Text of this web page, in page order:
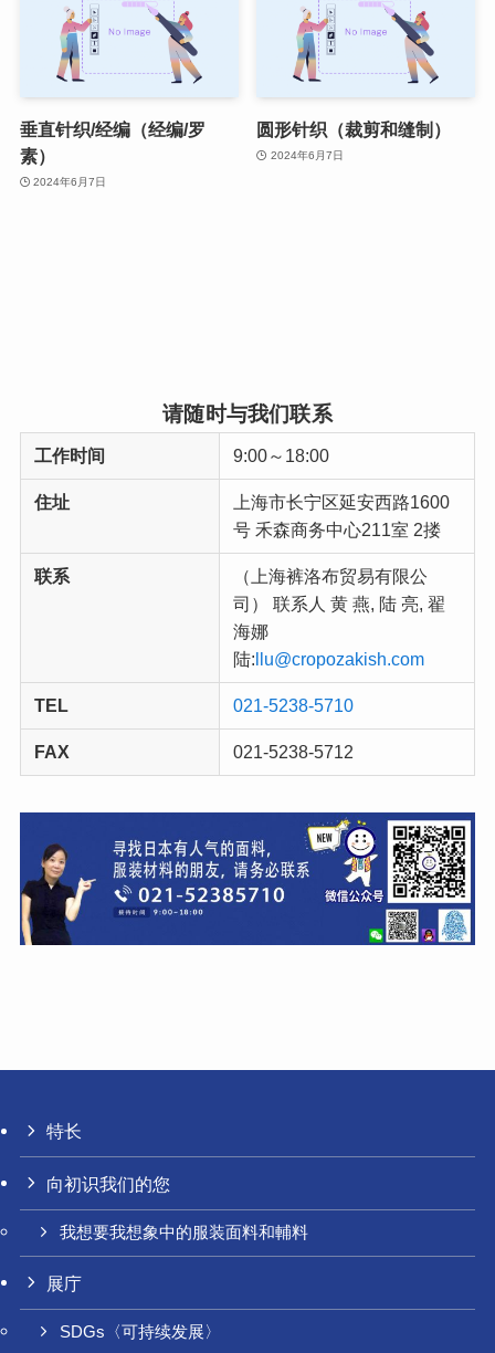
垂直针织/经编（经编/罗
素）
2024年6月7日
圆形针织（裁剪和缝制）
2024年6月7日
请随时与我们联系
工作时间 9:00～18:00
住址
上海市长宁区延安西路1600
号 禾森商务中心211室 2搂
联系
（上海裤洛布贸易有限公
司） 联系人 黄 燕, 陆 亮, 翟
海娜
陆: llu@cropozakish.com
TEL 021-5238-5710
FAX 021-5238-5712
特长
向初识我们的您
我想要我想象中的服装面料和輔料
展庁
SDGs〈可持续发展〉